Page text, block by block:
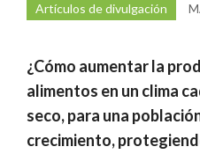
Artículos de divulgación
¿Cómo aumentarla
alimentos en un clima
seco,para una
crecimiento,